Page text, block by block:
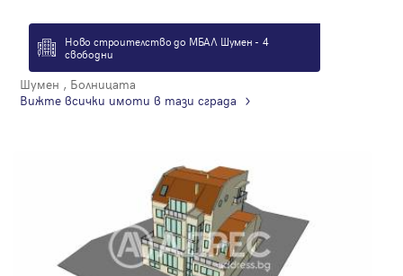
Ново строителство до МБАЛ Шумен - 4
свободни
Шумен , Болницата
Вижте всички имоти в тази сграда